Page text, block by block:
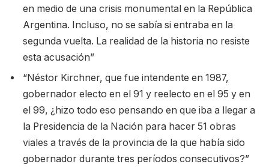
en medio de una crisis monumental en la República
Argentina. Incluso, no se sabía si entraba en la
segunda vuelta. La realidad de la historia no resiste
esta acusación”
“Néstor Kirchner, que fue intendente en 1987,
gobernador electo en el 91 y reelecto en el 95 y en
el 99, ¿hizo todo eso pensando en que iba a llegar a
la Presidencia de la Nación para hacer 51 obras
viales a través de la provincia de la que había sido
gobernador durante tres períodos consecutivos?”